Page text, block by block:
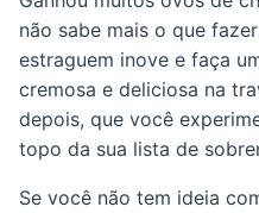
não sabe mais o que
estraguem inove e faça
cremosa e deliciosa na
depois, que você
topo da sua lista de
Se você não tem ideia